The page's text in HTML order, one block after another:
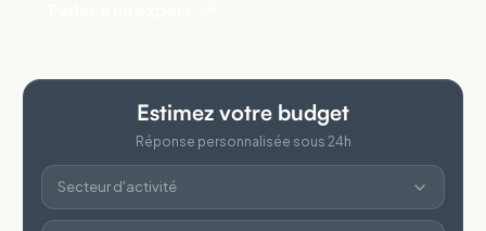
Estimez votre budget
Réponse personnalisée sous 24h
Secteur d'activité